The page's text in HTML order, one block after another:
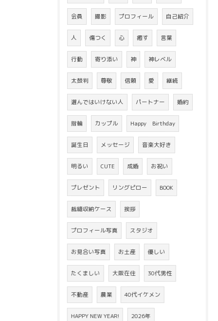
会員 撮影 プロフィール 自己紹介
人 傷つく 心 癒す 言葉
行動 寄り添い 神 神レベル
太鼓判 尊敬 信頼 愛 継続
選んではいけない人 パートナー 婚約
指輪 カップル Happy Birthday
誕生日 メッセージ 音楽大好き
明るい CUTE 成婚 お祝い
プレゼント リングピロー BOOK
裁縫収納ケース 挨拶
プロフィール写真 スタジオ
お見合い写真 お土産 優しい
たくましい 大阪在住 30代男性
不動産 農業 40代イケメン
HAPPY NEW YEAR! 2026年